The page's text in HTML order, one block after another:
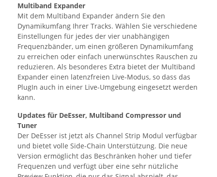
Multiband Expander
Mit dem Multiband Expander ändern Sie den
Dynamikumfang Ihrer Tracks. Wählen Sie verschiedene
Einstellungen für jedes der vier unabhängigen
Frequenzbänder, um einen größeren Dynamikumfang
zu erreichen oder einfach unerwünschtes Rauschen zu
reduzieren. Als besonderes Extra bietet der Multiband
Expander einen latenzfreien Live-Modus, so dass das
PlugIn auch in einer Live-Umgebung eingesetzt werden
kann.
Updates für DeEsser, Multiband Compressor und
Tuner
Der DeEsser ist jetzt als Channel Strip Modul verfügbar
und bietet volle Side-Chain Unterstützung. Die neue
Version ermöglicht das Beschränken hoher und tiefer
Frequenzen und verfügt über eine sehr nützliche